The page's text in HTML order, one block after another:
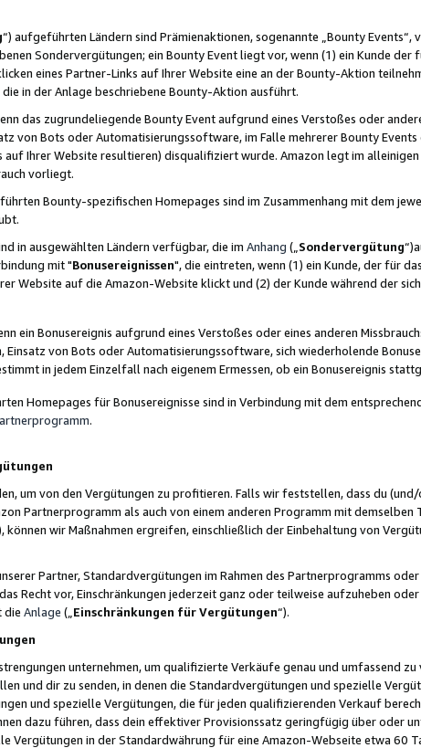
“) aufgeführten Ländern sind Prämienaktionen, sogenannte „Bounty Events“,
Sondervergütungen; ein Bounty Event liegt vor, wenn (1) ein Kunde der
eines Partner-Links auf Ihrer Website eine an der Bounty-Aktion
in der Anlage beschriebene Bounty-Aktion ausführt.
das zugrundeliegende Bounty Event aufgrund eines Verstoßes oder
von Bots oder Automatisierungssoftware, im Falle mehrerer Bounty
auf Ihrer Website resultieren) disqualifiziert wurde. Amazon legt im
vorliegt.
Bounty-spezifischen Homepages sind im Zusammenhang mit dem
in ausgewählten Ländern verfügbar, die im Anhang („ Sondervergütung
mit "Bonusereignissen", die eintreten, wenn (1) ein Kunde, der für
Website auf die Amazon-Website klickt und (2) der Kunde während der
ein Bonusereignis aufgrund eines Verstoßes oder eines anderen
von Bots oder Automatisierungssoftware, sich wiederholende
in jedem Einzelfall nach eigenem Ermessen, ob ein Bonusereignis
Homepages für Bonusereignisse sind in Verbindung mit dem
.
um von den Vergütungen zu profitieren. Falls wir feststellen, dass du
Partnerprogramm als auch von einem anderen Programm mit
wir Maßnahmen ergreifen, einschließlich der Einbehaltung von
Partner, Standardvergütungen im Rahmen des Partnerprogramms
Recht vor, Einschränkungen jederzeit ganz oder teilweise aufzuheben
die Anlage („ Einschränkungen für Vergütungen“).
unternehmen, um qualifizierte Verkäufe genau und umfassend
und dir zu senden, in denen die Standardvergütungen und spezielle
und spezielle Vergütungen, die für jeden qualifizierenden Verkauf
dazu führen, dass dein effektiver Provisionssatz geringfügig über oder
Vergütungen in der Standardwährung für eine Amazon-Webseite etwa 60